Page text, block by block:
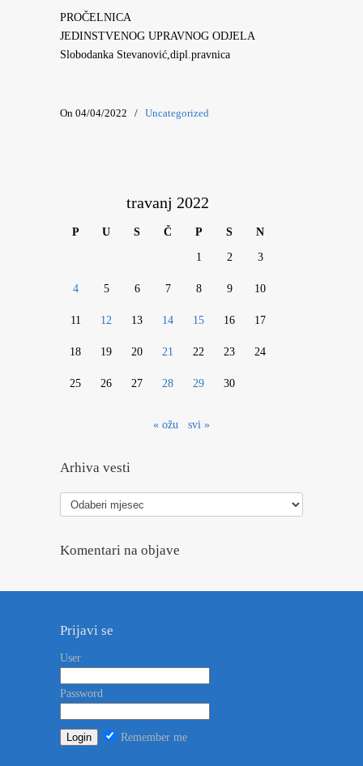
PROČELNICA
JEDINSTVENOG UPRAVNOG ODJELA
Slobodanka Stevanović,dipl.pravnica
On 04/04/2022 / Uncategorized
travanj 2022
P U S Č P S N
1 2 3
4 5 6 7 8 9 10
11 12 13 14 15 16 17
18 19 20 21 22 23 24
25 26 27 28 29 30
« ožu svi »
Arhiva vesti
Arhiva
vesti
Komentari na objave
Prijavi se
User
Password
Remember me